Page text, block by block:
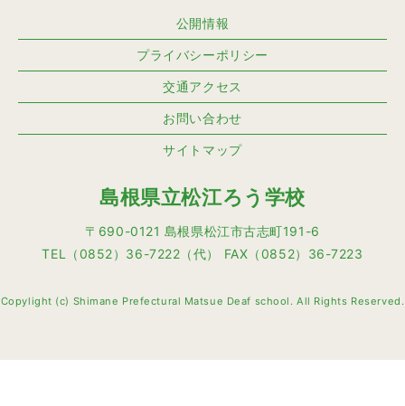
公開情報
プライバシーポリシー
交通アクセス
お問い合わせ
サイトマップ
島根県立松江ろう学校
〒690-0121 島根県松江市古志町191-6
TEL（0852）36-7222（代） FAX（0852）36-7223
Copylight (c) Shimane Prefectural Matsue Deaf school. All Rights Reserved.